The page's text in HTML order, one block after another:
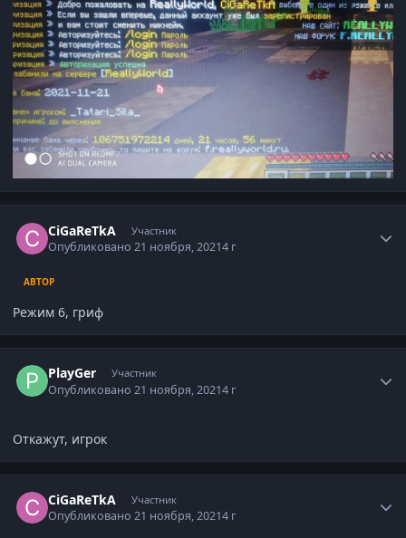
CiGaReTkA Участник
Опубликовано21 ноября, 20214 г
АВТОР
Режим 6, гриф
PlayGer Участник
Опубликовано21 ноября, 20214 г
Откажут, игрок
CiGaReTkA Участник
Опубликовано21 ноября, 20214 г